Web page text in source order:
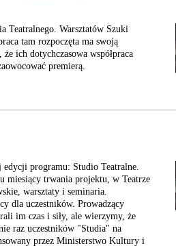
Teatralnego. Warsztatów Szuki
tam rozpoczęta ma swoją
ich dotychczasowa współpraca
premierą.
edycji programu: Studio Teatralne.
miesiący trwania projektu, w Teatrze
warsztaty i seminaria.
dla uczestników. Prowadzący
im czas i siły, ale wierzymy, że
raz uczestników "Studia" na
przez Ministerstwo Kultury i